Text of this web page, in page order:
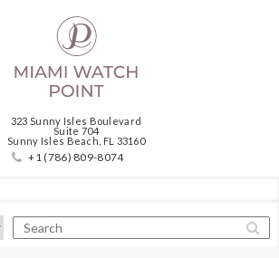
323 Sunny Isles Boulevard
Suite 704
Sunny Isles Beach, FL 33160
+1 (786) 809-8074